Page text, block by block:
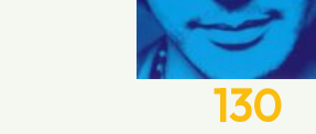
130